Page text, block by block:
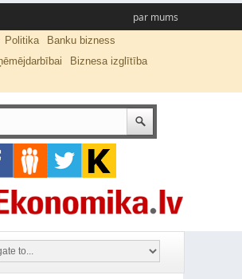
par mums
Politika
Banku bizness
Biznesa izglītība